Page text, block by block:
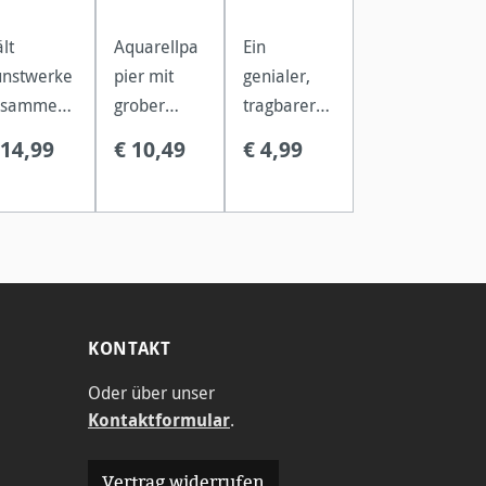
eines
Freien
Aquarellpa
pier mit
grober
tur geeignet
€ 10,49
Ein
genialer,
tragbarer
der sich zu
zusammenf
€ 4,99
KONTAKT
Oder über unser
Kontaktformular.